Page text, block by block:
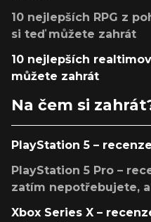
10 nejlepších RPG z
si teď můžete zahrát
10 nejlepších
můžete zahrát
Na čem si
PlayStation 5 – recenze
PlayStation 5 Pro –
zatím nepotřebujete,
Xbox Series X –